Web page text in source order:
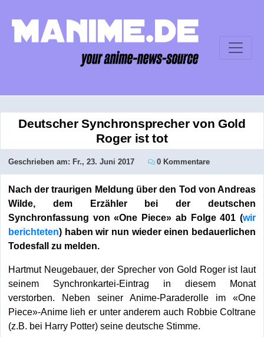
Deutscher Synchronsprecher von Gold
Roger ist tot
Geschrieben am: Fr., 23. Juni 2017 0 Kommentare
Nach der traurigen Meldung über den Tod von Andreas
Wilde, dem Erzähler bei der deutschen
Synchronfassung von «One Piece» ab Folge 401 (wir
berichteten) haben wir nun wieder einen bedauerlichen
Todesfall zu melden.
Hartmut Neugebauer, der Sprecher von Gold Roger ist laut
seinem Synchronkartei-Eintrag in diesem Monat
verstorben. Neben seiner Anime-Paraderolle im «One
Piece»-Anime lieh er unter anderem auch Robbie Coltrane
(z.B. bei Harry Potter) seine deutsche Stimme.